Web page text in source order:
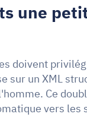
une
doivent
sur un XML
Ce
vers les